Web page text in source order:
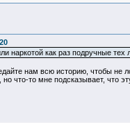
наркотой как раз подручные
нам всю историю, чтобы не
что-то мне подсказывает, что